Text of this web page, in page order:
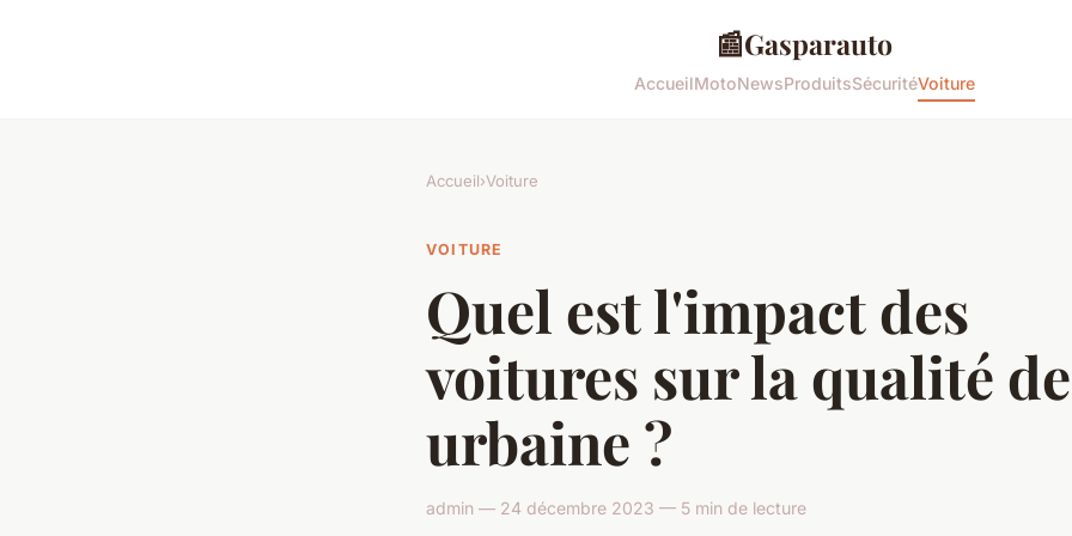
📰Gasparauto
AccueilMotoNewsProduitsSécuritéVoiture
Accueil›Voiture
VOITURE
Quel est l'impact des
voitures sur la qualité
urbaine ?
admin — 24 décembre 2023 — 5 min de lecture